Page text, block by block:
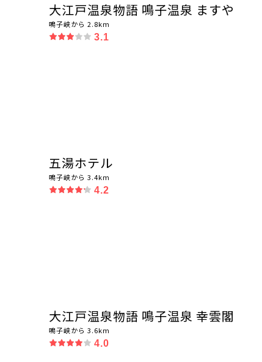
大江戸温泉物語 鳴子温泉 ますや
鳴子峡から 2.8km
3.1
五湯ホテル
鳴子峡から 3.4km
4.2
大江戸温泉物語 鳴子温泉 幸雲閣
鳴子峡から 3.6km
4.0